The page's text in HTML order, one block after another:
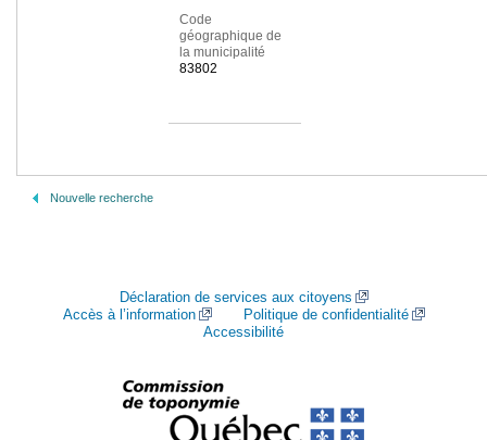
Code
géographique de
la municipalité
83802
Nouvelle recherche
Déclaration de services aux citoyens
Accès à l’information
Politique de confidentialité
Accessibilité